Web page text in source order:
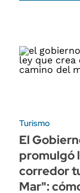
Turismo
El
promulgó
corredor
Mar":